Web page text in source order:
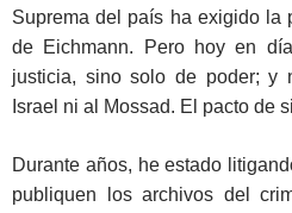
Suprema del país ha exigido la
de Eichmann. Pero hoy en
justicia, sino solo de poder; y
Israel ni al Mossad. El pacto de
Durante años, he estado
publiquen los archivos del